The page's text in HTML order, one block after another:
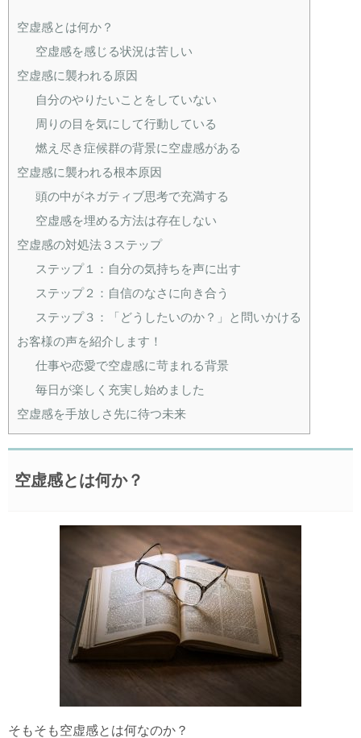
空虚感とは何か？
空虚感を感じる状況は苦しい
空虚感に襲われる原因
自分のやりたいことをしていない
周りの目を気にして行動している
燃え尽き症候群の背景に空虚感がある
空虚感に襲われる根本原因
頭の中がネガティブ思考で充満する
空虚感を埋める方法は存在しない
空虚感の対処法３ステップ
ステップ１：自分の気持ちを声に出す
ステップ２：自信のなさに向き合う
ステップ３：「どうしたいのか？」と問いかける
お客様の声を紹介します！
仕事や恋愛で空虚感に苛まれる背景
毎日が楽しく充実し始めました
空虚感を手放しさ先に待つ未来
空虚感とは何か？
そもそも空虚感とは何なのか？